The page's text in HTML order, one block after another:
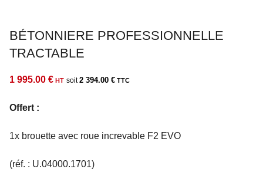
BÉTONNIERE PROFESSIONNELLE
TRACTABLE
1 995.00 € 2 394.00 €
Offert :
1x brouette avec roue increvable F2 EVO
(réf. : U.04000.1701)